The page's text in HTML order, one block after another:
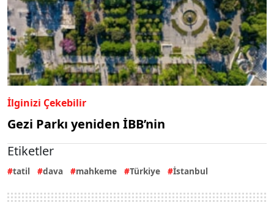
İlginizi Çekebilir
Gezi Parkı yeniden İBB’nin
Etiketler
tatil dava mahkeme Türkiye İstanbul